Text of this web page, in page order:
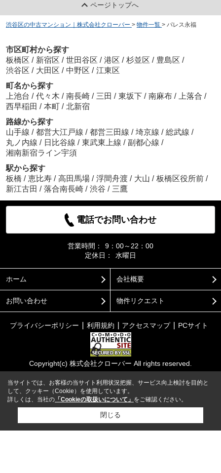
ページトップへ
渋谷区の中古マンション｜株式会社クローバー > 物件一覧 > パレス永福
市区町村から探す
板橋区 / 新宿区 / 世田谷区 / 港区 / 杉並区 / 豊島区 /
渋谷区 / 大田区 / 中野区 / 江東区
町名から探す
上池台 / 代々木 / 南長崎 / 三田 / 東坂下 / 南麻布 / 上落合 /
西早稲田 / 本町 / 北新宿
路線から探す
山手線 / 都営大江戸線 / 都営三田線 / 埼京線 / 総武線 /
丸ノ内線 / 日比谷線 / 東武東上線 / 副都心線 /
湘南新宿ライン宇須
駅から探す
板橋 / 恵比寿 / 高田馬場 / 浮間舟渡 / 大山 / 板橋区役所前 /
新江古田 / 落合南長崎 / 渋谷 / 三鷹
電話でお問い合わせ
営業時間：
9：00～22：00
定休日：
水曜日
ホーム 会社概要
お問い合わせ 物件リクエスト
プライバシーポリシー 利用規約 アクセスマップ PCサイト
Copyright(c) 株式会社クローバー All rights reserved.
当サイトでは、お客様の当サイト利用状況把握、サービス向上検討を目的と
して、クッキー（Cookie）を使用しています。
詳しくは、当社の 「Cookieの取扱いについて」 をご確認ください。
閉じる